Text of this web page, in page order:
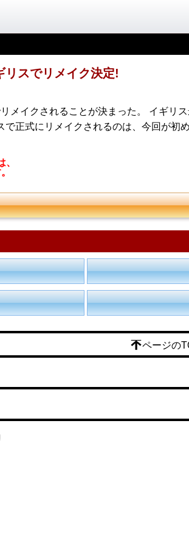
スでリメイク決定!
イクされることが決まった。 イギリス
正式にリメイクされるのは、今回が初
ページの